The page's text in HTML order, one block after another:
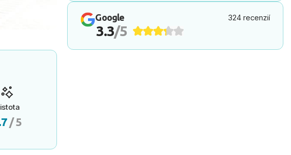
Google 324 recenzií
3.3/5
/ 5